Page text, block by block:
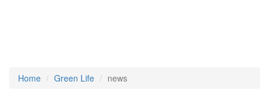
Home Green Life news